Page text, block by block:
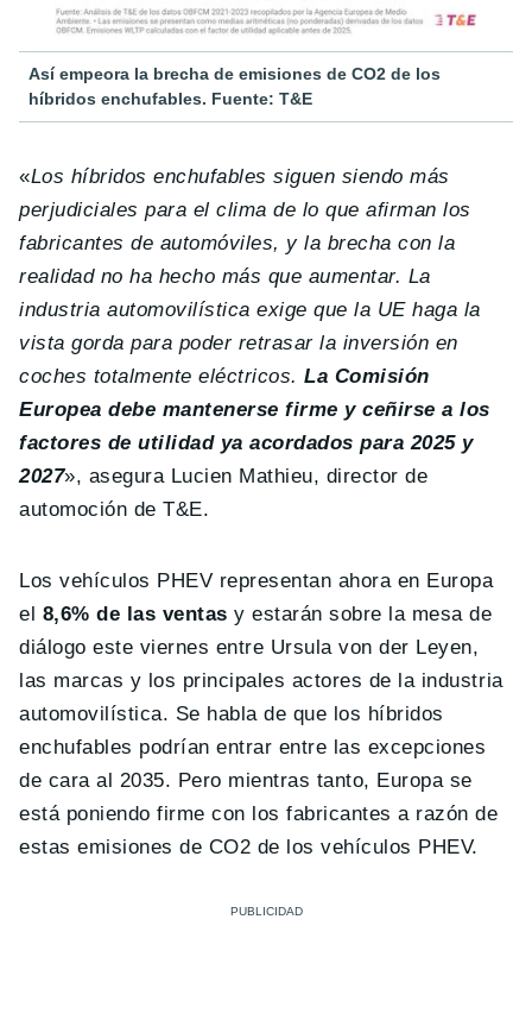
Así empeora la brecha de emisiones de CO2 de los
híbridos enchufables. Fuente: T&E
«Los híbridos enchufables siguen siendo más
perjudiciales para el clima de lo que afirman los
fabricantes de automóviles, y la brecha con la
realidad no ha hecho más que aumentar. La
industria automovilística exige que la UE haga la
vista gorda para poder retrasar la inversión en
coches totalmente eléctricos.La Comisión
Europea debe mantenerse firme y ceñirse a los
factores de utilidad ya acordados para 2025 y
2027», asegura Lucien Mathieu, director de
automoción de T&E.
Los vehículos PHEV representan ahora en Europa
el 8,6% de las ventas y estarán sobre la mesa de
diálogo este viernes entre Ursula von der Leyen,
las marcas y los principales actores de la industria
automovilística. Se habla de que los híbridos
enchufables podrían entrar entre las excepciones
de cara al 2035. Pero mientras tanto, Europa se
está poniendo firme con los fabricantes a razón de
estas emisiones de CO2 de los vehículos PHEV.